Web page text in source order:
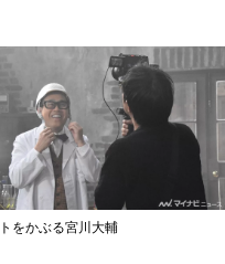
をかぶる宮川大輔